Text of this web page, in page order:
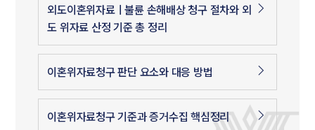
외도이혼위자료ㅣ불륜 손해배상 청구 절차와 외
도 위자료 산정 기준 총 정리
이혼위자료청구 판단 요소와 대응 방법
이혼위자료청구 기준과 증거수집 핵심정리